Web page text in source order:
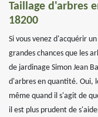
Taillage d'arbres
18200
Si vous venez d'acquérir
grandes chances que les
de jardinage Simon Jean
d'arbres en quantité. Oui,
même quand il s'agit de
il est plus prudent de